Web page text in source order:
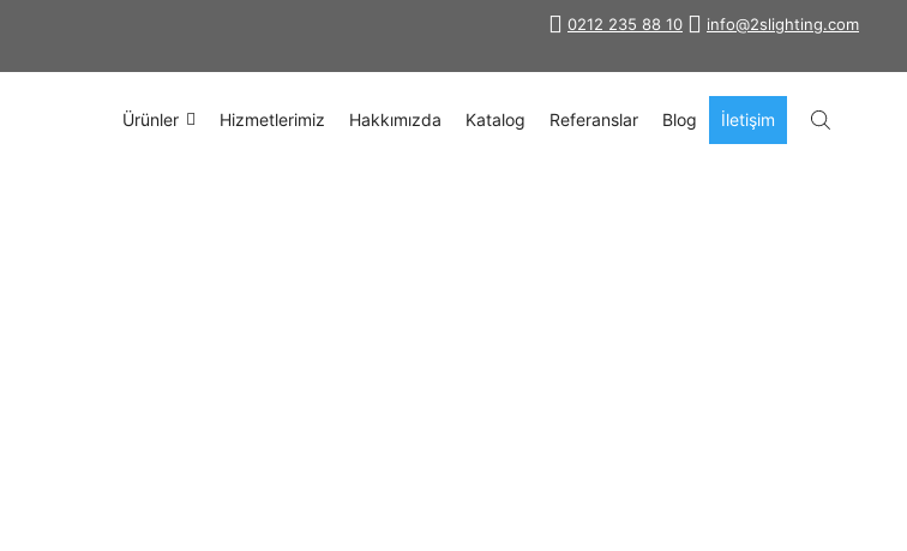
info@2slighting.com
0212 235 88 10
Ürünler Hizmetlerimiz Hakkımızda Katalog Referanslar Blog İletişim